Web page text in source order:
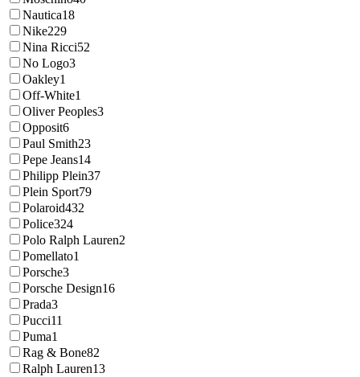
Nautica18
Nike229
Nina Ricci52
No Logo3
Oakley1
Off-White1
Oliver Peoples3
Opposit6
Paul Smith23
Pepe Jeans14
Philipp Plein37
Plein Sport79
Polaroid432
Police324
Polo Ralph Lauren2
Pomellato1
Porsche3
Porsche Design16
Prada3
Pucci11
Puma1
Rag & Bone82
Ralph Lauren13